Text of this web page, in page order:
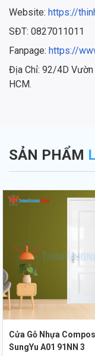
Website: https://
SĐT: 0827011011
Fanpage: https://
Địa Chỉ: 92/4D Vườn
HCM.
SẢN PHẨM
Cửa Gỗ Nhựa
SungYu A01 91NN 3